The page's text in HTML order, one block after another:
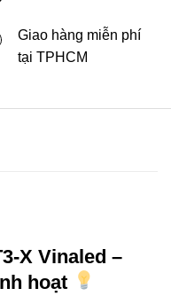
Giao hàng miễn phí
tại TPHCM
X Vinaled –
hoạt